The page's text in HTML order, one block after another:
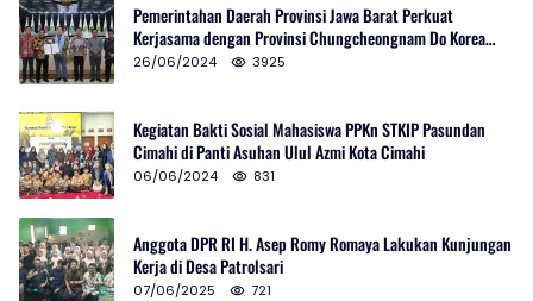
Pemerintahan Daerah Provinsi Jawa Barat Perkuat
Kerjasama dengan Provinsi Chungcheongnam Do Korea
Selatan
26/06/2024 3925
Kegiatan Bakti Sosial Mahasiswa PPKn STKIP Pasundan
Cimahi di Panti Asuhan Ulul Azmi Kota Cimahi
06/06/2024 831
Anggota DPR RI H. Asep Romy Romaya Lakukan Kunjungan
Kerja di Desa Patrolsari
07/06/2025 721